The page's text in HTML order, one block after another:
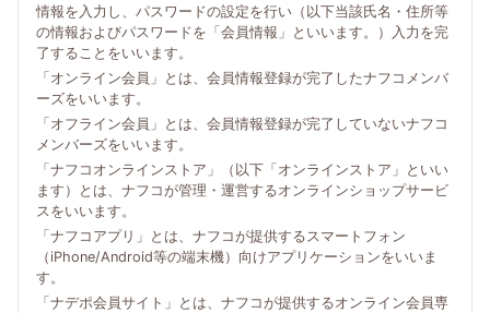
情報を入力し、パスワードの設定を行い（以下当該氏名・住所等
の情報およびパスワードを「会員情報」といいます。）入力を完
了することをいいます。
「オンライン会員」とは、会員情報登録が完了したナフコメンバ
ーズをいいます。
「オフライン会員」とは、会員情報登録が完了していないナフコ
メンバーズをいいます。
「ナフコオンラインストア」（以下「オンラインストア」といい
ます）とは、ナフコが管理・運営するオンラインショップサービ
スをいいます。
「ナフコアプリ」とは、ナフコが提供するスマートフォン
（iPhone/Android等の端末機）向けアプリケーションをいいま
す。
「ナデポ会員サイト」とは、ナフコが提供するオンライン会員専